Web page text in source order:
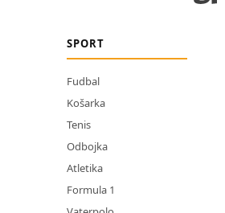
SPORT
Fudbal
Košarka
Tenis
Odbojka
Atletika
Formula 1